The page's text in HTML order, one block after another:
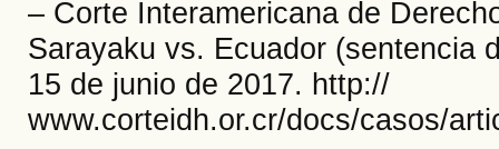
– Corte Interamericana de
Sarayaku vs. Ecuador (sentencia
15 de junio de 2017. http://
www.corteidh.or.cr/docs/casos/